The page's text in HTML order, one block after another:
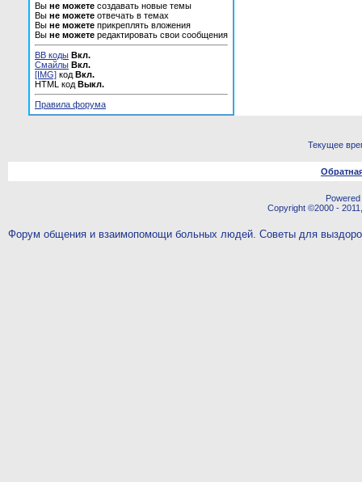
Вы не можете создавать новые темы
Вы не можете отвечать в темах
Вы не можете прикреплять вложения
Вы не можете редактировать свои сообщения
BB коды Вкл.
Смайлы Вкл.
[IMG] код Вкл.
HTML код Выкл.
Правила форума
Текущее
Copyright ©2000 -
Форум общения и взаимопомощи больных людей. Советы для